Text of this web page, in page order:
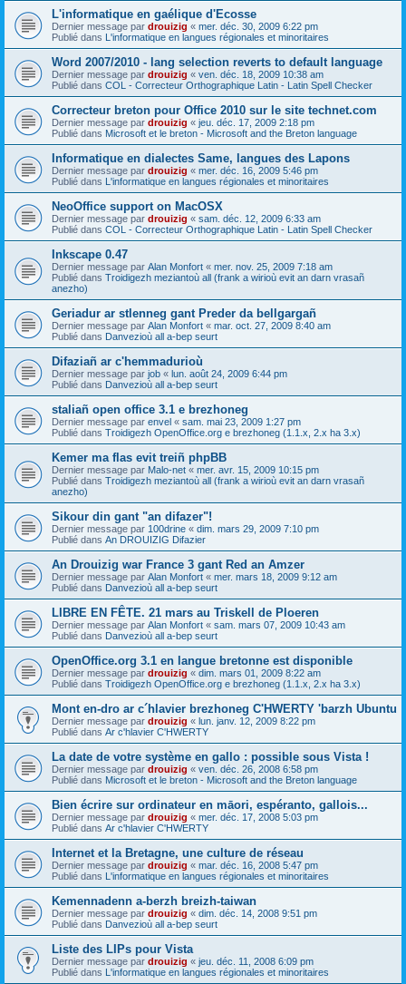
L'informatique en gaélique d'Ecosse
Dernier message par drouizig « mer. déc. 30, 2009 6:22 pm
Publié dans L'informatique en langues régionales et minoritaires
Word 2007/2010 - lang selection reverts to default language
Dernier message par drouizig « ven. déc. 18, 2009 10:38 am
Publié dans COL - Correcteur Orthographique Latin - Latin Spell Checker
Correcteur breton pour Office 2010 sur le site technet.com
Dernier message par drouizig « jeu. déc. 17, 2009 2:18 pm
Publié dans Microsoft et le breton - Microsoft and the Breton language
Informatique en dialectes Same, langues des Lapons
Dernier message par drouizig « mer. déc. 16, 2009 5:46 pm
Publié dans L'informatique en langues régionales et minoritaires
NeoOffice support on MacOSX
Dernier message par drouizig « sam. déc. 12, 2009 6:33 am
Publié dans COL - Correcteur Orthographique Latin - Latin Spell Checker
Inkscape 0.47
Dernier message par Alan Monfort « mer. nov. 25, 2009 7:18 am
Publié dans Troidigezh meziantoù all (frank a wirioù evit an darn vrasañ
anezho)
Geriadur ar stlenneg gant Preder da bellgargañ
Dernier message par Alan Monfort « mar. oct. 27, 2009 8:40 am
Publié dans Danvezioù all a-bep seurt
Difaziañ ar c'hemmadurioù
Dernier message par job « lun. août 24, 2009 6:44 pm
Publié dans Danvezioù all a-bep seurt
staliañ open office 3.1 e brezhoneg
Dernier message par envel « sam. mai 23, 2009 1:27 pm
Publié dans Troidigezh OpenOffice.org e brezhoneg (1.1.x, 2.x ha 3.x)
Kemer ma flas evit treiñ phpBB
Dernier message par Malo-net « mer. avr. 15, 2009 10:15 pm
Publié dans Troidigezh meziantoù all (frank a wirioù evit an darn vrasañ
anezho)
Sikour din gant "an difazer"!
Dernier message par 100drine « dim. mars 29, 2009 7:10 pm
Publié dans An DROUIZIG Difazier
An Drouizig war France 3 gant Red an Amzer
Dernier message par Alan Monfort « mer. mars 18, 2009 9:12 am
Publié dans Danvezioù all a-bep seurt
LIBRE EN FÊTE. 21 mars au Triskell de Ploeren
Dernier message par Alan Monfort « sam. mars 07, 2009 10:43 am
Publié dans Danvezioù all a-bep seurt
OpenOffice.org 3.1 en langue bretonne est disponible
Dernier message par drouizig « dim. mars 01, 2009 8:22 am
Publié dans Troidigezh OpenOffice.org e brezhoneg (1.1.x, 2.x ha 3.x)
Mont en-dro ar c´hlavier brezhoneg C'HWERTY 'barzh Ubuntu
Dernier message par drouizig « lun. janv. 12, 2009 8:22 pm
Publié dans Ar c'hlavier C'HWERTY
La date de votre système en gallo : possible sous Vista !
Dernier message par drouizig « ven. déc. 26, 2008 6:58 pm
Publié dans Microsoft et le breton - Microsoft and the Breton language
Bien écrire sur ordinateur en māori, espéranto, gallois...
Dernier message par drouizig « mer. déc. 17, 2008 5:03 pm
Publié dans Ar c'hlavier C'HWERTY
Internet et la Bretagne, une culture de réseau
Dernier message par drouizig « mar. déc. 16, 2008 5:47 pm
Publié dans L'informatique en langues régionales et minoritaires
Kemennadenn a-berzh breizh-taiwan
Dernier message par drouizig « dim. déc. 14, 2008 9:51 pm
Publié dans Danvezioù all a-bep seurt
Liste des LIPs pour Vista
Dernier message par drouizig « jeu. déc. 11, 2008 6:09 pm
Publié dans L'informatique en langues régionales et minoritaires